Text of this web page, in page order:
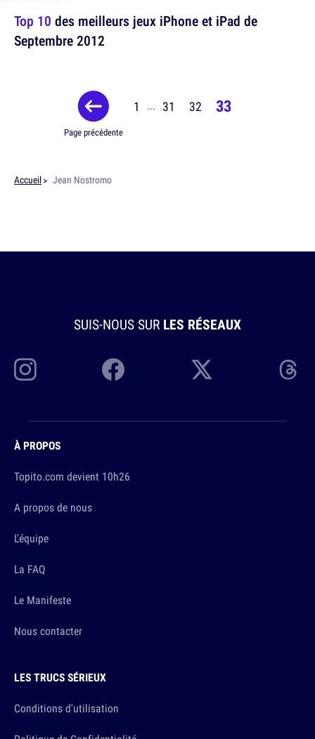
Top 10 des meilleurs jeux iPhone et iPad de
Septembre 2012
Page précédente
1 ... 31 32 33
Accueil Jean Nostromo
SUIS-NOUS SUR LES RÉSEAUX
À PROPOS
Topito.com devient 10h26
A propos de nous
L'équipe
La FAQ
Le Manifeste
Nous contacter
LES TRUCS SÉRIEUX
Conditions d'utilisation